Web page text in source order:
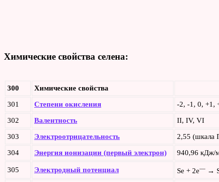
Химические свойства селена:
300 Химические свойства
301 Степени окисления -2, -1, 0, +1,
302 Валентность II, IV, VI
303 Электроотрицательность 2,55 (шкала
304 Энергия ионизации (первый электрон) 940,96 кДж/
305 Электродный потенциал Se + 2e— →